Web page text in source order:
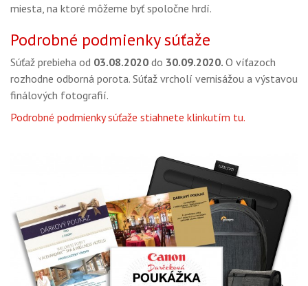
miesta, na ktoré môžeme byť spoločne hrdí.
Podrobné podmienky súťaže
Súťaž prebieha od 03.08.2020 do 30.09.2020. O víťazoch
rozhodne odborná porota. Súťaž vrcholí vernisážou a výstavou
finálových fotografií.
Podrobné podmienky súťaže stiahnete klinkutím tu.